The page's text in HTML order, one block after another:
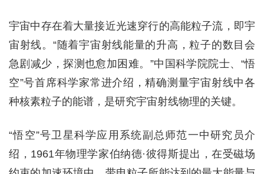
宇宙中存在着大量接近光速穿行的高能粒子流，即宇
宙射线。“随着宇宙射线能量的升高，粒子的数目会
急剧减少，探测也愈加困难。”中国科学院院士、“悟
空”号首席科学家常进介绍，精确测量宇宙射线中各
种核素粒子的能谱，是研究宇宙射线物理的关键。
“悟空”号卫星科学应用系统副总师范一中研究员介
绍，1961年物理学家伯纳德·彼得斯提出，在受磁场